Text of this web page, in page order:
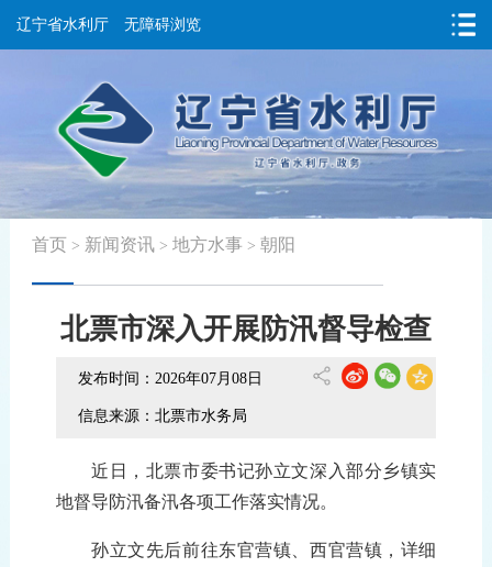
辽宁省水利厅 无障碍浏览
首页 > 新闻资讯> 地方水事 > 朝阳
北票市深入开展防汛督导检查
发布时间：2026年07月08日
信息来源：北票市水务局
近 日 ， 北票市委书记孙立文深入部分乡镇实
地督导防汛备汛各项工作落实情况。
孙立文先后前往东官营镇
西官营镇，详细